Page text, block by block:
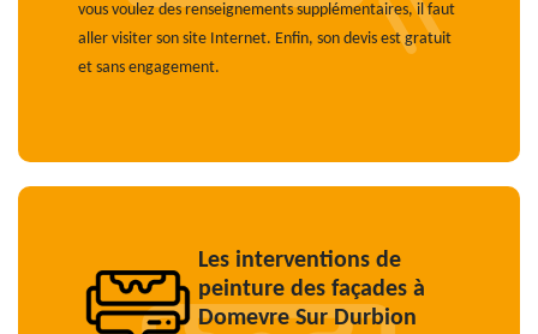
vous voulez des renseignements supplémentaires, il faut
aller visiter son site Internet. Enfin, son devis est gratuit
et sans engagement.
Les interventions de
peinture des façades à
Domevre Sur Durbion